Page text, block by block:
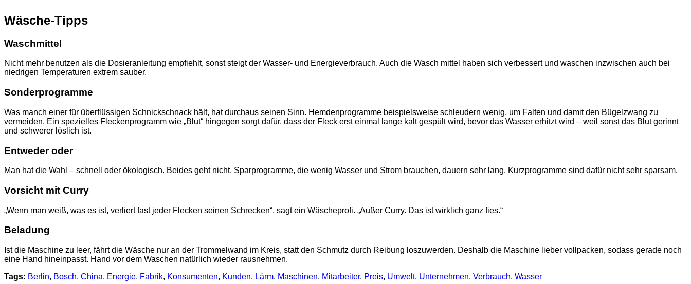
Wäsche-Tipps
Waschmittel
Nicht mehr benutzen als die Dosieranleitung empfiehlt, sonst steigt der Wasser- und Energieverbrauch. Auch die Wasch mittel haben sich verbessert und waschen inzwischen auch bei
niedrigen Temperaturen extrem sauber.
Sonderprogramme
Was manch einer für überflüssigen Schnickschnack hält, hat durchaus seinen Sinn. Hemdenprogramme beispielsweise schleudern wenig, um Falten und damit den Bügelzwang zu
vermeiden. Ein spezielles Fleckenprogramm wie „Blut“ hingegen sorgt dafür, dass der Fleck erst einmal lange kalt gespült wird, bevor das Wasser erhitzt wird – weil sonst das Blut gerinnt
und schwerer löslich ist.
Entweder oder
Man hat die Wahl – schnell oder ökologisch. Beides geht nicht. Sparprogramme, die wenig Wasser und Strom brauchen, dauern sehr lang, Kurzprogramme sind dafür nicht sehr sparsam.
Vorsicht mit Curry
„Wenn man weiß, was es ist, verliert fast jeder Flecken seinen Schrecken“, sagt ein Wäscheprofi. „Außer Curry. Das ist wirklich ganz fies.“
Beladung
Ist die Maschine zu leer, fährt die Wäsche nur an der Trommelwand im Kreis, statt den Schmutz durch Reibung loszuwerden. Deshalb die Maschine lieber vollpacken, sodass gerade noch
eine Hand hineinpasst. Hand vor dem Waschen natürlich wieder rausnehmen.
Tags: Berlin, Bosch, China, Energie, Fabrik, Konsumenten, Kunden, Lärm, Maschinen, Mitarbeiter, Preis, Umwelt, Unternehmen, Verbrauch, Wasser